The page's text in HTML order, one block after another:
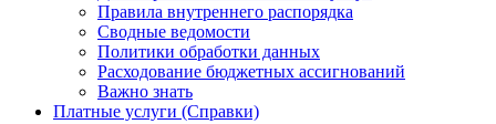
Правила внутреннего распорядка
Сводные ведомости
Политики обработки данных
Расходование бюджетных ассигнований
Важно знать
Платные услуги (Справки)